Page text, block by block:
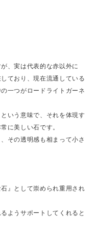
、実は代表的な赤以外に
ており、現在流通している
一つがロードライトガーネ
いう意味で、それを体現す
に美しい石です。
その透明感も相まって小さ
』として崇められ重用され
ようサポートしてくれると